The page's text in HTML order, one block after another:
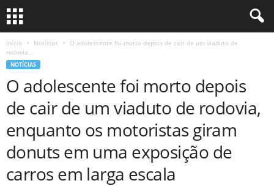
Início Notícias
O adolescente foi morto depois de cair de um viaduto de
rodovia,...
NOTÍCIAS
O adolescente foi morto depois
de cair de um viaduto de rodovia,
enquanto os motoristas giram
donuts em uma exposição de
carros em larga escala